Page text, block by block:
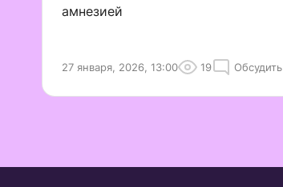
амнезией
27 января, 2026, 13:00 19 Обсудить